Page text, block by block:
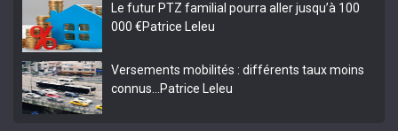
Le futur PTZ familial pourra aller jusqu’à 100
000 €Patrice Leleu
Versements mobilités : différents taux moins
connus…
Patrice Leleu